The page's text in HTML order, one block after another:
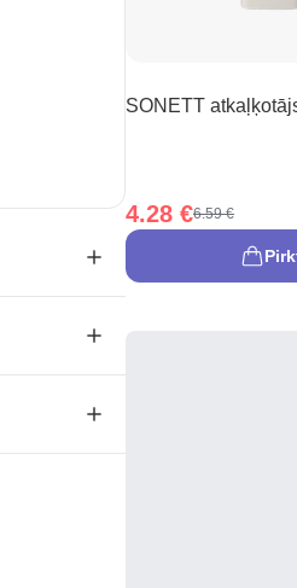
SONETT
4.28 €6.59 €